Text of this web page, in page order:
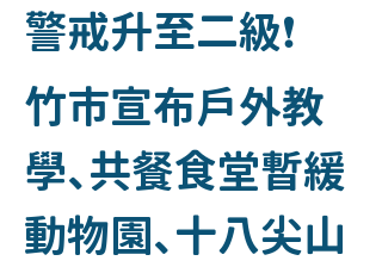
警戒升至二級❗
竹市宣布戶外教
學、共餐食堂暫緩
動物園、十八尖山